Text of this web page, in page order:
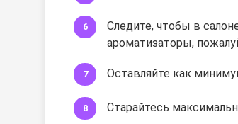
Следите, чтобы в
ароматизаторы,
Оставляйте как
Старайтесь